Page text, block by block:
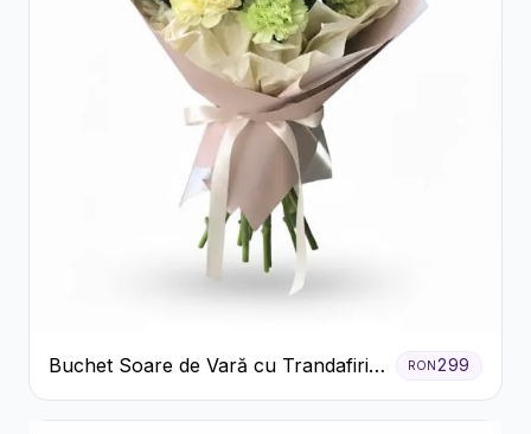
Buchet Soare de Vară cu Trandafiri
Galbeni și Crizanteme Albe
RON299